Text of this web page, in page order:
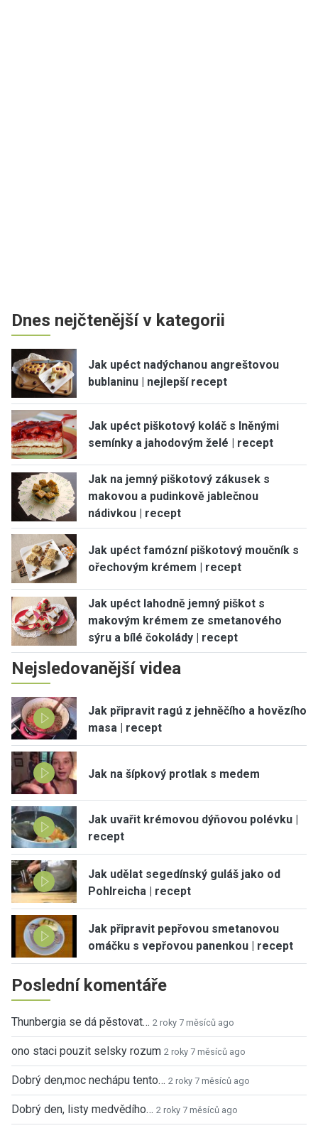
Dnes nejčtenější v kategorii
Jak upéct nadýchanou angreštovou
bublaninu | nejlepší recept
Jak upéct piškotový koláč s lněnými
semínky a jahodovým želé | recept
Jak na jemný piškotový zákusek s
makovou a pudinkově jablečnou
nádivkou | recept
Jak upéct famózní piškotový moučník s
ořechovým krémem | recept
Jak upéct lahodně jemný piškot s
makovým krémem ze smetanového
sýru a bílé čokolády | recept
Nejsledovanější videa
Jak připravit ragú z jehněčího a hovězího
masa | recept
Jak na šípkový protlak s medem
Jak uvařit krémovou dýňovou polévku |
recept
Jak udělat segedínský guláš jako od
Pohlreicha | recept
Jak připravit pepřovou smetanovou
omáčku s vepřovou panenkou | recept
Poslední komentáře
Thunbergia se dá pěstovat… 2 roky 7 měsíců ago
ono staci pouzit selsky rozum 2 roky 7 měsíců ago
Dobrý den,moc nechápu tento… 2 roky 7 měsíců ago
Dobrý den, listy medvědího… 2 roky 7 měsíců ago